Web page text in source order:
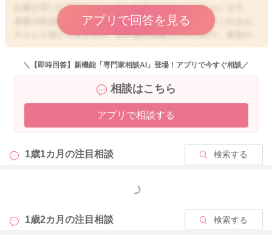
お腹が空いたアピールをしないお子さんもいらっしゃいます。
昼夜の区別がついてくると、比較的夜まとまって寝てくれるお
子さんも増えてきますが、まだ胃の容量も小さいので、夜間の
授乳回数が減ると、1日のトータル哺乳量が減ってしまい、体重
増加が緩やかになってしまうことがあります。また、おっぱい
ます。ですので、お子さんがあまり欲しがらなかったとして
も、4〜5時間に1回程度は授乳なさった方がいいかと思います
よ。まだ腎臓の機能が未熟なので、膀胱に溜めたり、おしっこ
さん出すことが通常です。夜中におしっこがあまり出ていない
ということであれば、おそらくお子さんの哺乳量が足りていな
てくると言われる生後2〜3ヶ月が過ぎるまでは、夜中も3時間お
アプリで回答を見る
＼【即時回答】新機能「専門家相談AI」登場！アプリで今すぐ相談／
相談はこちら
アプリで相談する
1歳1カ月の注目相談 検索する
もっと見る
1歳2カ月の注目相談 検索する